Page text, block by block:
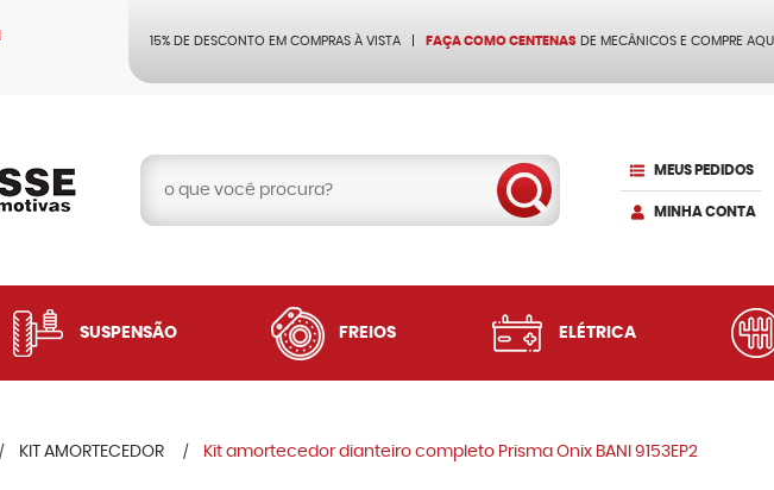
15% DE DESCONTO EM COMPRAS À VISTA FAÇA COMO CENTENAS DE MECÂNICOS E COMPRE AQUI
MEUS PEDIDOS
MINHA CONTA
SUSPENSÃO FREIOS ELÉTRICA
KIT AMORTECEDOR Kit amortecedor dianteiro completo Prisma Onix BANI 9153EP2